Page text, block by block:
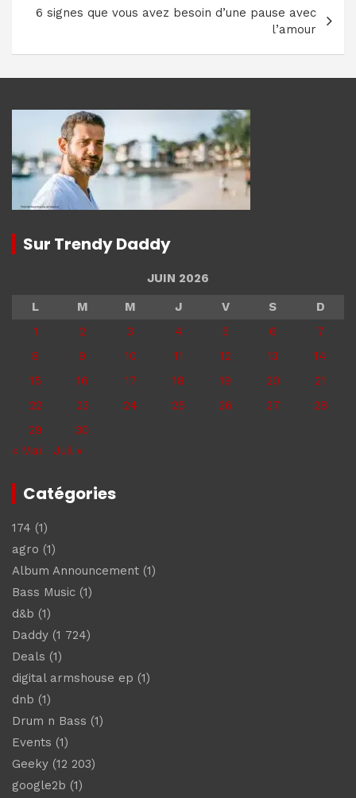
6 signes que vous avez besoin d’une pause avec
l’amour
Sur Trendy Daddy
JUIN 2026
L
M M J V S
D
1
2 3 4 5 6
7
8
9 10 11 12 13
14
15
16 17 18 19 20
21
22
23 24 25 26 27
28
29
30
« Mai
Juil »
Catégories
174 (1)
agro (1)
Album Announcement (1)
Bass Music (1)
d&b (1)
Daddy (1 724)
Deals (1)
digital armshouse ep (1)
dnb (1)
Drum n Bass (1)
Events (1)
Geeky (12 203)
google2b (1)